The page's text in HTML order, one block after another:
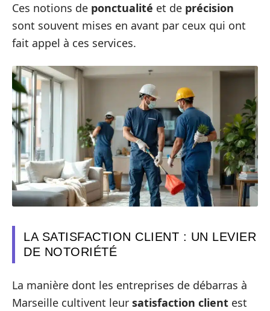
Ces notions de ponctualité et de précision
sont souvent mises en avant par ceux qui ont
fait appel à ces services.
LA SATISFACTION CLIENT : UN LEVIER
DE NOTORIÉTÉ
La manière dont les entreprises de débarras à
Marseille cultivent leur satisfaction client est